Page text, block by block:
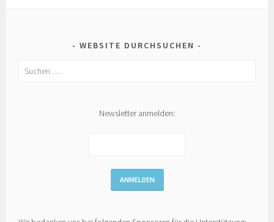
WEBSITE DURCHSUCHEN
Suchen
Newsletter anmelden: